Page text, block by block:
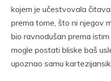
kojem je učestvovala
prema tome, što ni njegov
bio ravnodušan prema
mogle postati bliske baš
upoznao samu